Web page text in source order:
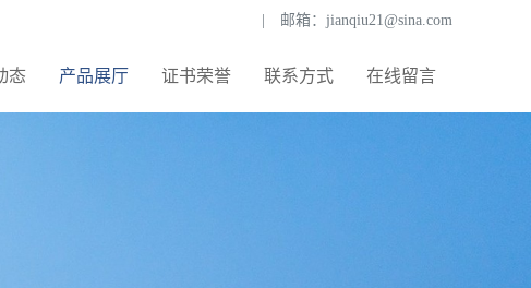
邮箱： jianqiu21@sina.com
态 产品展厅 证书荣誉 联系方式 在线留言